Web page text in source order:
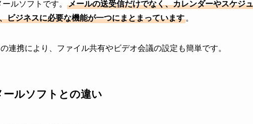
ルソフトです。
メールの送受信だけでなく、カレンダーやスケジュ
ビジネスに必要な機能が一つにまとまっています 。
連携により、ファイル共有やビデオ会議の設定も簡単です。
ルソフトとの違い